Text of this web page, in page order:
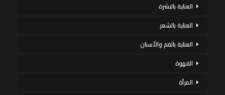
العناية بالبشرة
العناية بالشعر
العناية بالفم والأسنان
القهوة
المرأة